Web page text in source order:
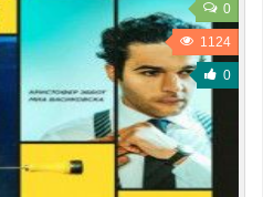
0
1124
0